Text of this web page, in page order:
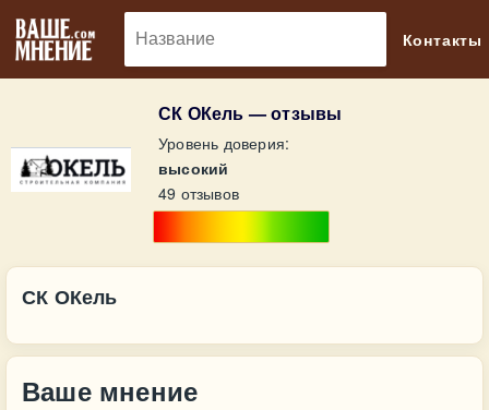
Контакты
СК ОКель — отзывы
Уровень доверия:
высокий
49 отзывов
СК ОКель
Ваше мнение